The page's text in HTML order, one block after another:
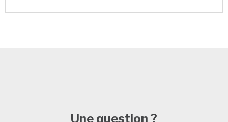
Une question ?